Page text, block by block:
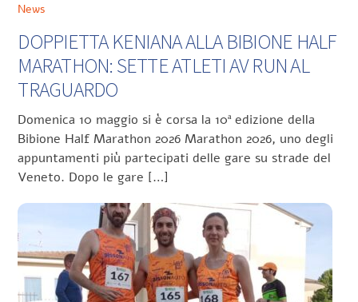
News
DOPPIETTA KENIANA ALLA BIBIONE HALF
MARATHON: SETTE ATLETI AV RUN AL
TRAGUARDO
Domenica 10 maggio si è corsa la 10ª edizione della
Bibione Half Marathon 2026 Marathon 2026, uno degli
appuntamenti più partecipati delle gare su strade del
Veneto. Dopo le gare […]